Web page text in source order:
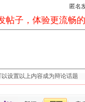
匿名
帖子，体验更流畅